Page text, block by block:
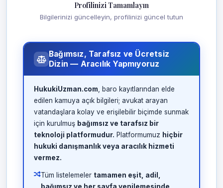
Profilinizi Tamamlayın
Bilgilerinizi güncelleyin, profilinizi güncel tutun
Bağımsız, Tarafsız ve Ücretsiz
Dizin — Aracılık Yapmıyoruz
HukukiUzman.com , baro kayıtlarından elde
edilen kamuya açık bilgileri; avukat arayan
vatandaşlara kolay ve erişilebilir biçimde sunmak
için kurulmuş bağımsız ve tarafsız bir
teknoloji platformudur. Platformumuz hiçbir
hukuki danışmanlık veya aracılık hizmeti
vermez.
Tüm listelemeler tamamen eşit, adil,